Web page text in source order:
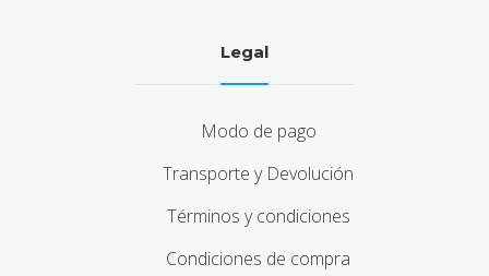
Legal
Modo de pago
Transporte y Devolución
Términos y condiciones
Condiciones de compra